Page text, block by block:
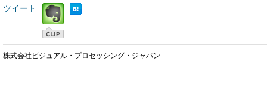
ツイート
株式会社ビジュアル・プロセッシング・ジャパン